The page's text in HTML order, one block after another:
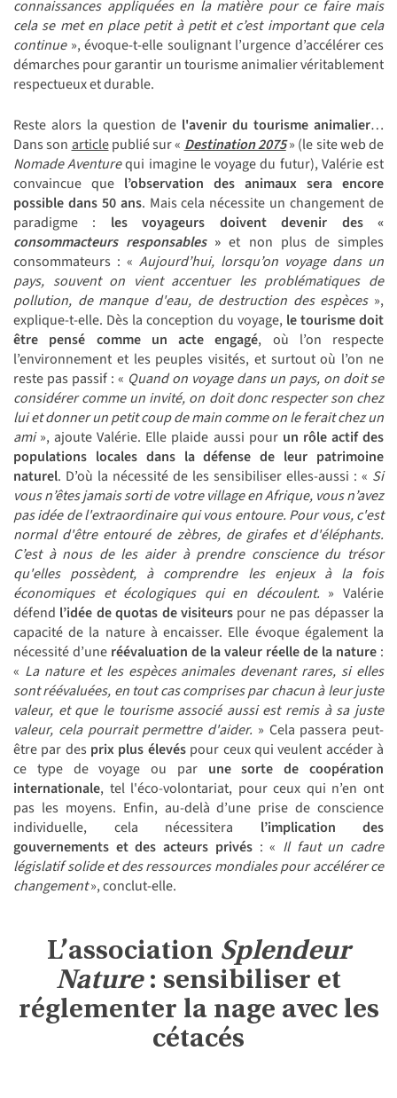
connaissances appliquées en la matière pour ce faire mais
cela se met en place petit à petit et c’est important que cela
continue», évoque-t-elle soulignant l’urgence d’accélérer ces
démarches pour garantir un tourisme animalier véritablement
respectueux et durable.
Reste alors la question de l'avenir du tourisme animalier…
Dans son articlepublié sur « Destination 2075» (le site web de
Nomade Aventurequi imagine le voyage du futur), Valérie est
convaincue que l’observation des animaux sera encore
possible dans 50 ans. Mais cela nécessite un changement de
paradigme : les voyageurs doivent devenir des «
consommacteurs responsables » et non plus de simples
consommateurs : « Aujourd’hui, lorsqu’on voyage dans un
pays, souvent on vient accentuer les problématiques de
pollution, de manque d'eau, de destruction des espèces »,
explique-t-elle. Dès la conception du voyage,le tourisme doit
être pensé comme un acte engagé, où l’on respecte
l’environnement et les peuples visités, et surtout où l’on ne
reste pas passif : « Quand on voyage dans un pays, on doit se
considérer comme un invité, on doit donc respecter son chez
lui et donner un petit coup de main comme on le ferait chez un
ami», ajoute Valérie. Elle plaide aussi pour un rôle actif des
populations locales dans la défense de leur patrimoine
naturel. D’où la nécessité de les sensibiliser elles-aussi : « Si
vous n’êtes jamais sorti de votre village en Afrique, vous n’avez
pas idée de l'extraordinaire qui vous entoure. Pour vous, c'est
normal d'être entouré de zèbres, de girafes et d'éléphants.
C’est à nous de les aider à prendre conscience du trésor
qu'elles possèdent, à comprendre les enjeux à la fois
économiques et écologiques qui en découlent. » Valérie
défend l’idée de quotas de visiteurs pour ne pas dépasser la
capacité de la nature à encaisser. Elle évoque également la
nécessité d’une réévaluation de la valeur réelle de la nature :
« La nature et les espèces animales devenant rares, si elles
sont réévaluées, en tout cas comprises par chacun à leur juste
valeur, et que le tourisme associé aussi est remis à sa juste
valeur, cela pourrait permettre d'aider. » Cela passera peut-
être par des prix plus élevéspour ceux qui veulent accéder à
ce type de voyage ou par une sorte de coopération
internationale, tel l'éco-volontariat, pour ceux qui n’en ont
pas les moyens. Enfin, au-delà d’une prise de conscience
individuelle, cela nécessitera l’implication des
gouvernements et des acteurs privés: « Il faut un cadre
législatif solide et des ressources mondiales pour accélérer ce
changement», conclut-elle.
L’association Splendeur
Nature: sensibiliser et
réglementer la nage avec les
cétacés